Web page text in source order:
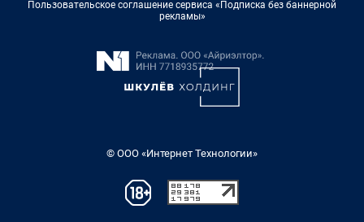
Пользовательское соглашение сервиса «Подписка без баннерной
рекламы»
© ООО «Интернет Технологии»